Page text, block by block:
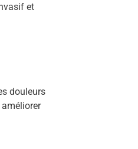
et
douleurs